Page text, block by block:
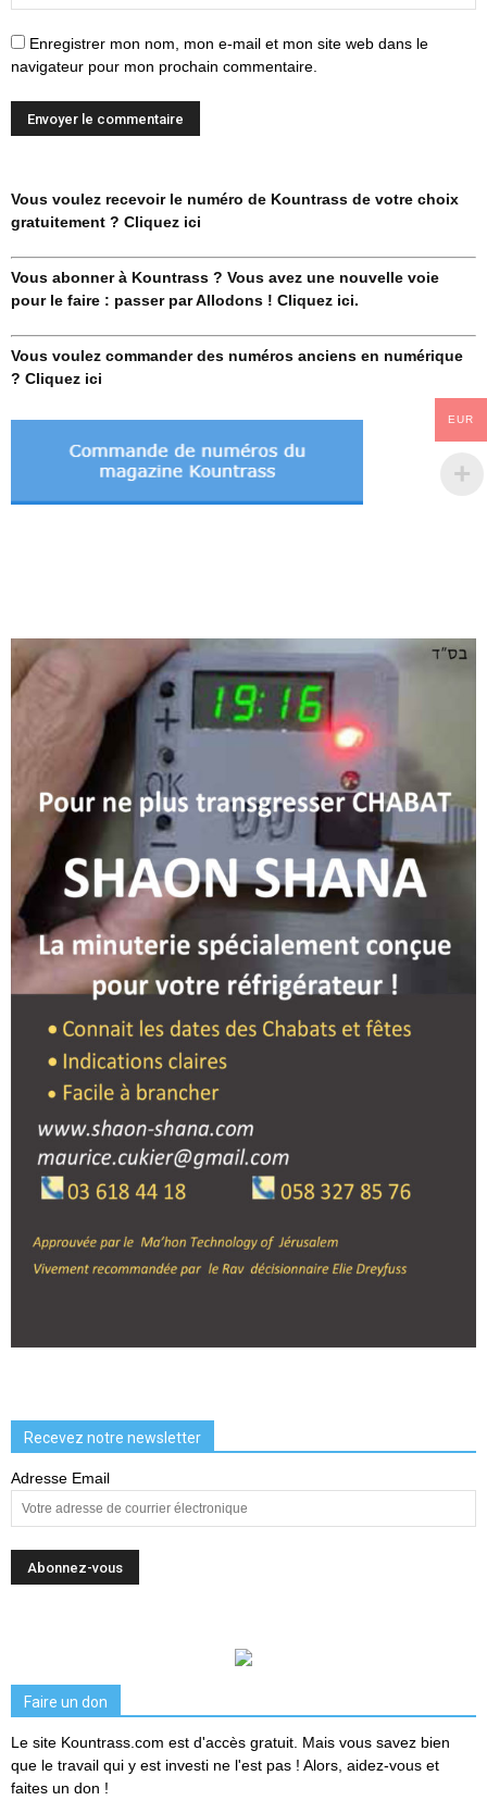
Enregistrer mon nom, mon e-mail et mon site web dans le
navigateur pour mon prochain commentaire.
Vous voulez recevoir le numéro de Kountrass de votre choix
gratuitement ? Cliquez ici
Vous abonner à Kountrass ? Vous avez une nouvelle voie
pour le faire : passer par Allodons ! Cliquez ici.
Vous voulez commander des numéros anciens en numérique
? Cliquez ici
Recevez notre newsletter
Adresse Email
Faire un don
Le site Kountrass.com est d'accès gratuit. Mais vous savez bien
que le travail qui y est investi ne l'est pas ! Alors, aidez-vous et
faites un don !
EUR